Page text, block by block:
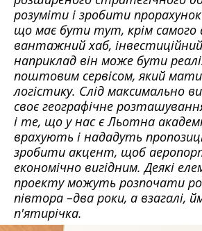
розуміти і зробити
що має бути тут, крім самого
вантажний хаб,
наприклад він може бути
поштовим сервісом, який
логістику. Слід максимально
своє географічне
і те, що у нас є Льотна
врахують і нададуть
зробити акцент, щоб
економічно вигідним. Деякі
проекту можуть розпочати
півтора –два роки, а взагалі,
п'ятирічка.